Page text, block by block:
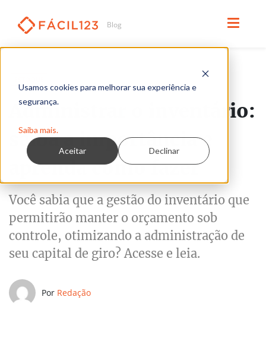
Usamos cookies para melhorar sua experiência e
segurança.
Saiba mais.
Aceitar Declinar
Administrar o inventário:
saiba a importância e
aprenda como fazer
Você sabia que a gestão do inventário que
permitirão manter o orçamento sob
controle, otimizando a administração de
seu capital de giro? Acesse e leia.
Por Redação